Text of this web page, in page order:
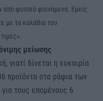
φυσικά φαινόμενα. Εμείς
με τα καλάθια του
μείωσης
γιατί δίνεται η ευκαιρία
προϊόντα στα ράφια των
τους επομένους 6